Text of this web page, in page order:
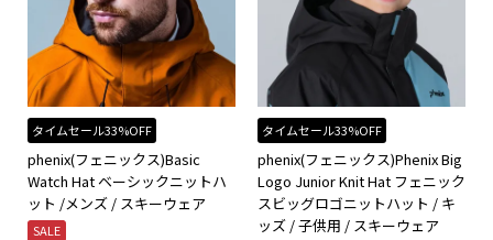
タイムセール33%OFF
phenix(フェニックス)Basic
Watch Hat ベーシックニットハ
ット /メンズ / スキーウェア
SALE
タイムセール33%OFF
phenix(フェニックス)Phenix Big
Logo Junior Knit Hat フェニック
スビッグロゴニットハット / キ
ッズ / 子供用 / スキーウェア